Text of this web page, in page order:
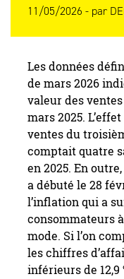
11/05/2026 - par
Les données
de mars 2026
valeur des
mars 2025.
ventes du
comptait quatre
en 2025. En
a débuté le 28
l’inflation qui a
consommateurs
mode. Si l’on
les chiffres
inférieurs de 12,9